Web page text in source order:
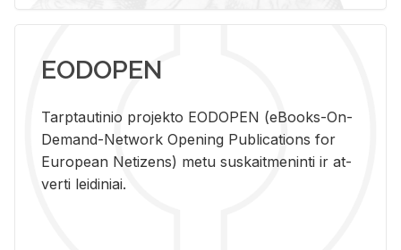
EODOPEN
Tarp­tau­ti­nio pro­jek­to EO­DO­PEN (eBo­oks-On-
De­mand-Ne­twork Ope­ning Pub­li­ca­tions for
Eu­ro­pe­an Ne­ti­zens) metu su­skait­me­nin­ti ir at­
ver­ti lei­di­niai.